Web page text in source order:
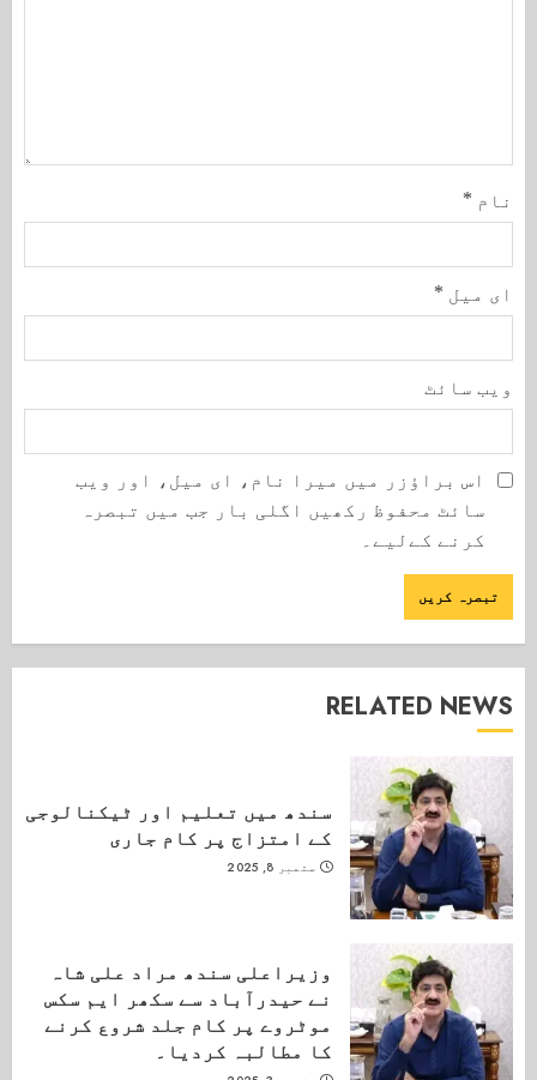
نام *
ای میل *
ویب‌ سائٹ
اس براؤزر میں میرا نام، ای میل، اور ویب
سائٹ محفوظ رکھیں اگلی بار جب میں تبصرہ
کرنے کےلیے۔
RELATED NEWS
سندھ میں تعلیم اور ٹیکنالوجی
کے امتزاج پر کام جاری
ستمبر 8, 2025
وزیراعلی سندھ مراد علی شاہ
نے حیدرآباد سے سکھر ایم سکس
موٹروے پر کام جلد شروع کرنے
کا مطالبہ کردیا۔